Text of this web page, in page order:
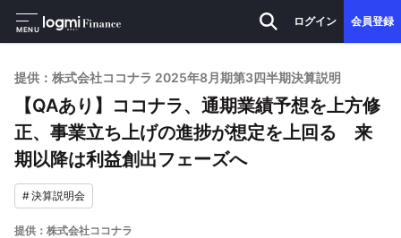
MENU
ログイン 会員登録
提供：株式会社ココナラ 2025年8月期第3四半期決算説明
【QAあり】ココナラ、通期業績予想を上方修
正、事業立ち上げの進捗が想定を上回る 来
期以降は利益創出フェーズへ
#決算説明会
提供：株式会社ココナラ